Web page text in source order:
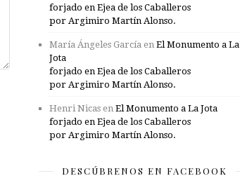
forjado en Ejea de los Caballeros
por Argimiro Martín Alonso.
María Ángeles García en El Monumento a La
Jota
forjado en Ejea de los Caballeros
por Argimiro Martín Alonso.
Henri Nicas en El Monumento a La Jota
forjado en Ejea de los Caballeros
por Argimiro Martín Alonso.
DESCÚBRENOS EN FACEBOOK